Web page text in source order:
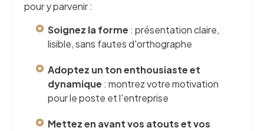
pour y parvenir :
Soignez la forme : présentation claire,
lisible, sans fautes d'orthographe
Adoptez un ton enthousiaste et
dynamique : montrez votre motivation
pour le poste et l'entreprise
Mettez en avant vos atouts et vos